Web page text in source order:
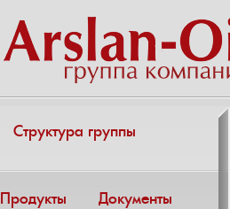
Структура группы
Продукты Документы